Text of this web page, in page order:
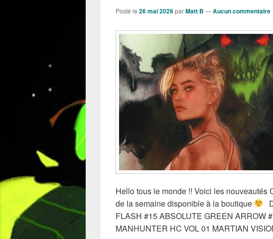
Posté le 26 mai 2026parMatt B —Aucun commentaire
Hello tous le monde !! Voici les
de la semaine disponible à la boutique
FLASH #15 ABSOLUTE GREEN ARROW
MANHUNTER HC VOL 01 MARTIAN